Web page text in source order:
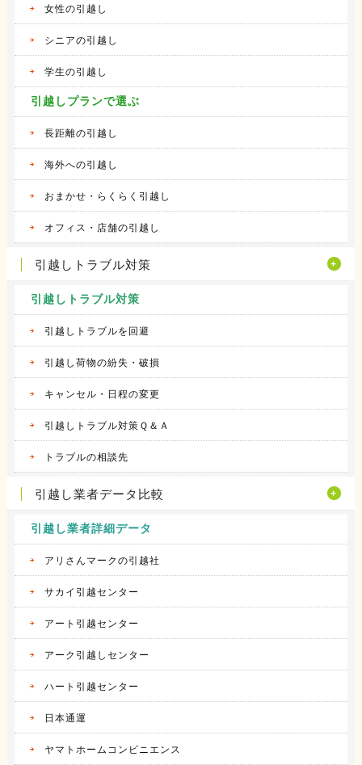
女性の引越し
シニアの引越し
学生の引越し
引越しプランで選ぶ
長距離の引越し
海外への引越し
おまかせ・らくらく引越し
オフィス・店舗の引越し
引越しトラブル対策
引越しトラブル対策
引越しトラブルを回避
引越し荷物の紛失・破損
キャンセル・日程の変更
引越しトラブル対策Ｑ＆Ａ
トラブルの相談先
引越し業者データ比較
引越し業者詳細データ
アリさんマークの引越社
サカイ引越センター
アート引越センター
アーク引越しセンター
ハート引越センター
日本通運
ヤマトホームコンビニエンス